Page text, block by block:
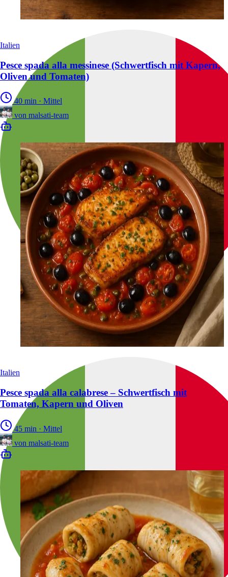
Italien
Pesce spada alla messinese (Schwertfisch mit Kapern,
Oliven und Tomaten)
40 min · Mittel
von malsati-team
Italien
Pesce spada alla calabrese – Schwertfisch mit
Tomaten, Kapern und Oliven
45 min · Mittel
von malsati-team